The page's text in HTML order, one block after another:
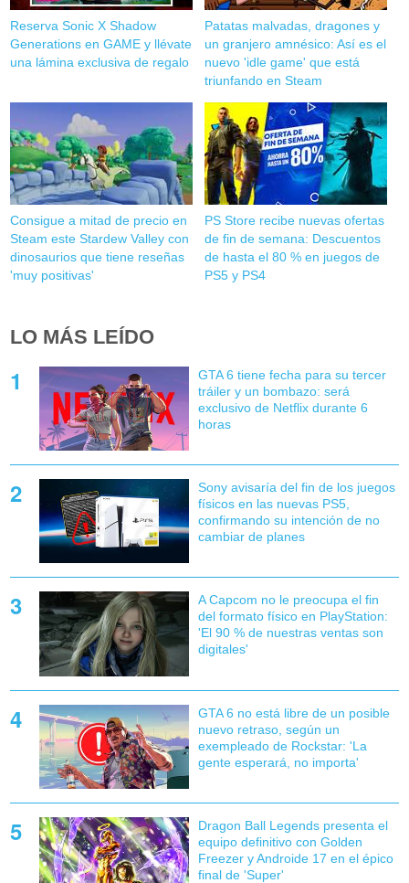
Reserva Sonic X Shadow
Generations en GAME y llévate
una lámina exclusiva de regalo
Patatas malvadas, dragones y
un granjero amnésico: Así es el
nuevo 'idle game' que está
triunfando en Steam
Consigue a mitad de precio en
Steam este Stardew Valley con
dinosaurios que tiene reseñas
'muy positivas'
PS Store recibe nuevas ofertas
de fin de semana: Descuentos
de hasta el 80 % en juegos de
PS5 y PS4
LO MÁS LEÍDO
GTA 6 tiene fecha para su tercer
tráiler y un bombazo: será
exclusivo de Netflix durante 6
horas
Sony avisaría del fin de los juegos
físicos en las nuevas PS5,
confirmando su intención de no
cambiar de planes
A Capcom no le preocupa el fin
del formato físico en PlayStation:
'El 90 % de nuestras ventas son
digitales'
GTA 6 no está libre de un posible
nuevo retraso, según un
exempleado de Rockstar: 'La
gente esperará, no importa'
Dragon Ball Legends presenta el
equipo definitivo con Golden
Freezer y Androide 17 en el épico
final de 'Super'